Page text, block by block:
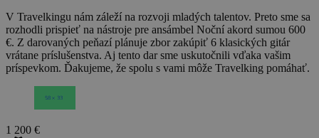
V Travelkingu nám záleží na rozvoji mladých talentov. Preto sme sa
rozhodli prispieť na nástroje pre ansámbel Noční akord sumou 600
€. Z darovaných peňazí plánuje zbor zakúpiť 6 klasických gitár
vrátane príslušenstva. Aj tento dar sme uskutočnili vďaka vašim
príspevkom. Ďakujeme, že spolu s vami môže Travelking pomáhať.
1 200 €